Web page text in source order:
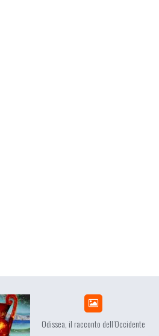
Odissea, il racconto dell’Occidente